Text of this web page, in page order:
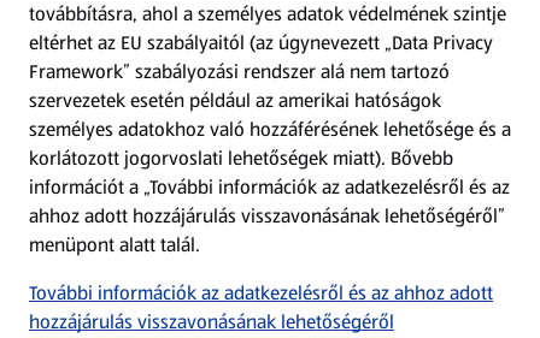
Adattörlő alkalmazás
Szervizpont
(új oldalon nyílik meg)
Fedezz fel minket az interneten!
Töltsd le az ALDI Magyarország applikációt!
továbbításra, ahol a személyes adatok védelmének szintje
eltérhet az EU szabályaitól (az úgynevezett „Data Privacy
Framework” szabályozási rendszer alá nem tartozó
szervezetek esetén például az amerikai hatóságok
személyes adatokhoz való hozzáférésének lehetősége és a
korlátozott jogorvoslati lehetőségek miatt). Bővebb
információt a „További információk az adatkezelésről és az
ahhoz adott hozzájárulás visszavonásának lehetőségéről”
menüpont alatt talál.
További információk az adatkezelésről és az ahhoz adott
hozzájárulás visszavonásának lehetőségéről